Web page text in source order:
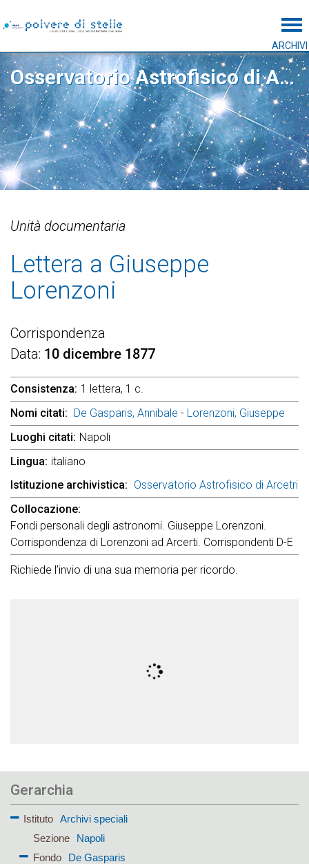
ARCHIVI
Osservatorio Astrofisico di Arcetri
Unità documentaria
Lettera a Giuseppe
Lorenzoni
Corrispondenza
Data 10 dicembre 1877
Consistenza 1 lettera, 1 c.
Nomi citati
De Gasparis, Annibale - Lorenzoni, Giuseppe
Luoghi citati Napoli
Lingua italiano
Istituzione archivistica
Osservatorio Astrofisico di Arcetri
Collocazione
Fondi personali degli astronomi. Giuseppe Lorenzoni.
Corrispondenza di Lorenzoni ad Arcerti. Corrispondenti D-E
Richiede l’invio di una sua memoria per ricordo.
Gerarchia
Istituto
Archivi speciali
Sezione
Napoli
Fondo
De Gasparis